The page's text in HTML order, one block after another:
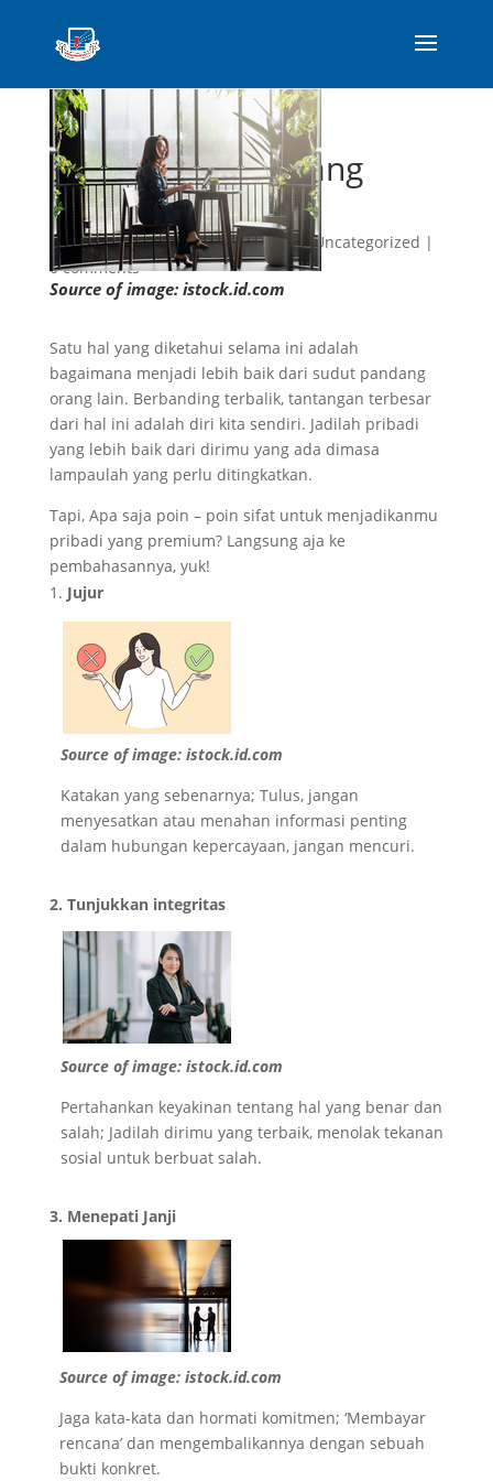
10 Sifat Pribadi yang
Premium
byVidtris Chandra|Apr 15, 2022|Uncategorized |
0 comments
2022 12.10
WIB
Source of image: istock.id.com
Satu hal yang diketahui selama ini adalah
bagaimana menjadi lebih baik dari sudut pandang
orang lain. Berbanding terbalik, tantangan terbesar
dari hal ini adalah diri kita sendiri. Jadilah pribadi
yang lebih baik dari dirimu yang ada dimasa
lampaulah yang perlu ditingkatkan.
Tapi, Apa saja poin – poin sifat untuk menjadikanmu
pribadi yang premium? Langsung aja ke
pembahasannya, yuk!
Jujur
Source of image: istock.id.com
Katakan yang sebenarnya; Tulus, jangan
menyesatkan atau menahan informasi penting
dalam hubungan kepercayaan, jangan mencuri.
2. Tunjukkan integritas
Source of image: istock.id.com
Pertahankan keyakinan tentang hal yang benar dan
salah; Jadilah dirimu yang terbaik, menolak tekanan
sosial untuk berbuat salah.
3. Menepati Janji
Source of image: istock.id.com
Jaga kata-kata dan hormati komitmen; ‘Membayar
rencana’ dan mengembalikannya dengan sebuah
bukti konkret.